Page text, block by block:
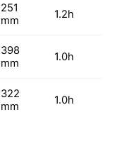
251
mm
1.2h
398
mm
1.0h
322
mm
1.0h